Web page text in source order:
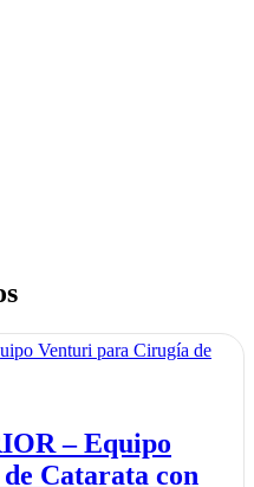
– Equipo
Catarata con